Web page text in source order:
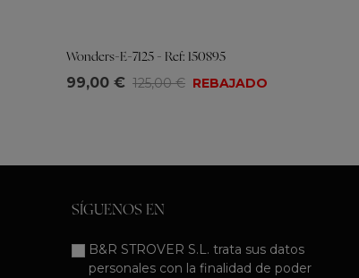
Tallas
Wonders-E-7125 - Ref: 150895
99,00 € 125,00 € REBAJADO
SÍGUENOS EN
B&R STROVER S.L. trata sus datos
personales con la finalidad de poder